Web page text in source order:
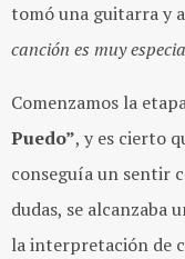
tomó una guitarra y
canción es muy
Comenzamos la
Puedo”, y es cierto
conseguía un sentir
dudas, se alcanzaba
la interpretación de